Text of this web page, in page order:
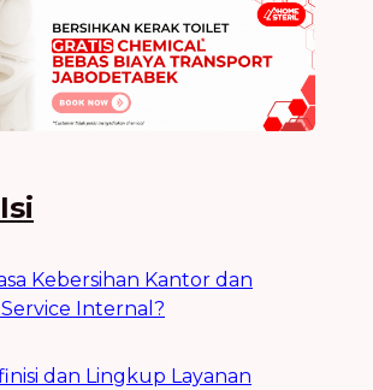
Kebersihan Kantor dan
Internal?
dan Lingkup Layanan